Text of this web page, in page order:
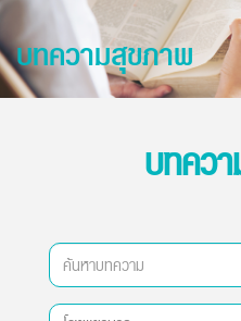
บทความสุขภาพ
บทคว